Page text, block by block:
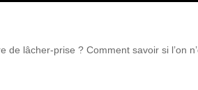
de lâcher-prise ? Comment savoir si l’on